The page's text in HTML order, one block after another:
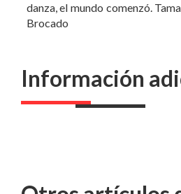
danza, el mundo comenzó.
Brocado
Información